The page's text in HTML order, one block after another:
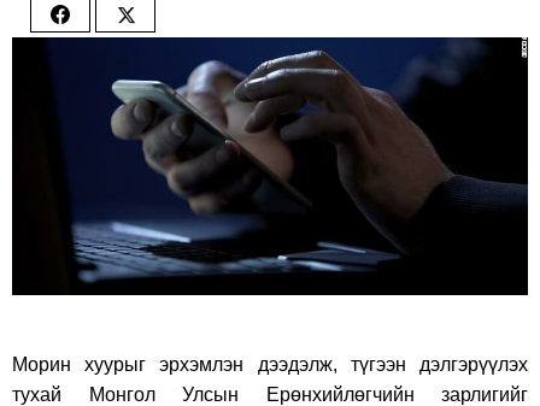
Share
Facebook
Share
Twitter
Морин хуурыг эрхэмлэн дээдэлж, түгээн дэлгэрүүлэх
тухай Монгол Улсын Ерөнхийлөгчийн зарлигийг